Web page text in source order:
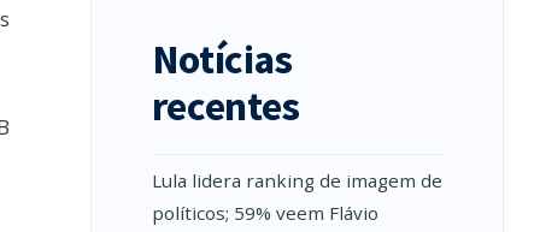
Notícias
recentes
Lula lidera ranking de imagem de
políticos; 59% veem Flávio